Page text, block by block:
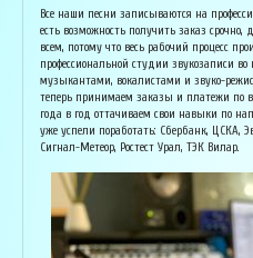
Все наши песни записываются на
есть возможность получить заказ
всем, потому что весь рабочий процесс
профессиональной студии звукозаписи
музыкантами, вокалистами и звуко-
теперь принимаем заказы и платежи по
года в год оттачиваем свои навыки по
уже успели поработать: Сбербанк, ЦСКА,
Сигнал-Метеор, Ростест Урал, ТЭК Вилар.
Основатель организации "Лайвсонг".
аранжировки, делает сведение и
Может сделать коммерческий звук
дуэте "Ag Jan", и выступает на
вместе со своими музыкантами, и они
ютубе! В основном пишет песни о
сделает из вашей истории настоящую
Исполнитель,